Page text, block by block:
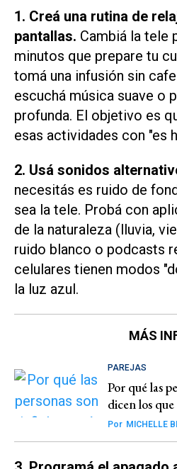
1. Creá una rutina de
pantallas. Cambiá la tele
minutos que prepare tu
tomá una infusión sin
escuchá música suave o
profunda. El objetivo es
esas actividades con "es
2. Usá sonidos
necesitás es ruido de
sea la tele. Probá con
de la naturaleza (lluvia,
ruido blanco o podcasts
celulares tienen modos
la luz azul.
MÁS
PAREJAS
Por qué las
dicen los
Por MICHELLE